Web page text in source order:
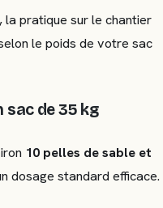
pratique sur le chantier
le poids de votre sac
sac de 35 kg
10 pelles de sable et
dosage standard efficace.